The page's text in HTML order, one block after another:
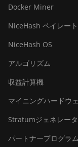
Docker Miner
NiceHash ペイレート
NiceHash OS
アルゴリズム
収益計算機
マイニングハードウ
Stratumジェネレー
パートナープログラム